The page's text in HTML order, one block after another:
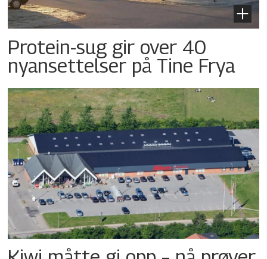
Protein-sug gir over 40
nyansettelser på Tine Frya